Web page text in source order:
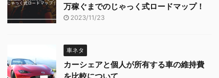
万稼ぐまでのじゃっく式ロードマップ！
2023/11/23
車ネタ
カーシェアと個人が所有する車の維持費
を比較について